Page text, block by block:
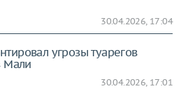
30.04.2026, 17:04
угрозы туарегов
Мали
30.04.2026, 17:01